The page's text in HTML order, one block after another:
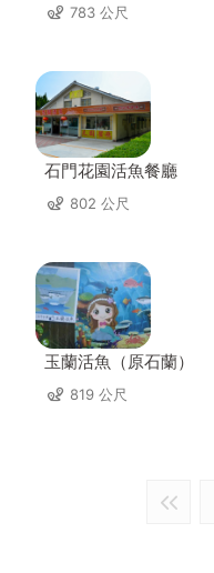
783 公尺
石門花園活魚餐廳
802 公尺
玉蘭活魚（原石蘭）
819 公尺